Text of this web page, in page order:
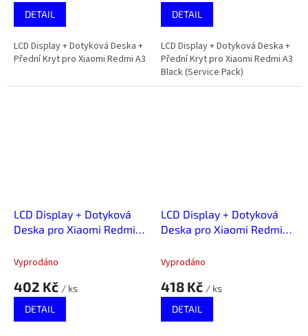
DETAIL
LCD Display + Dotyková Deska +
Přední Kryt pro Xiaomi Redmi A3
DETAIL
LCD Display + Dotyková Deska +
Přední Kryt pro Xiaomi Redmi A3
Black (Service Pack)
LCD Display + Dotyková
Deska pro Xiaomi Redmi
Vyprodáno
402 Kč / ks
DETAIL
LCD Display + Dotyková
Deska pro Xiaomi Redmi
Vyprodáno
418 Kč / ks
DETAIL